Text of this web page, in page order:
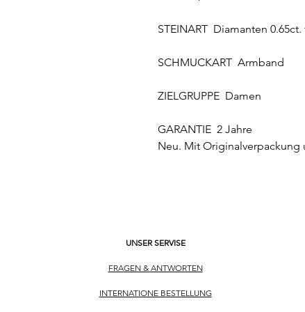
STEINART Diamanten 0.65ct.
SCHMUCKART Armband
ZIELGRUPPE Damen
GARANTIE 2 Jahre
Neu. Mit Originalverpackung
UNSER SERVISE
FRAGEN & ANTWORTEN
INTERNATIONE BESTELLUNG